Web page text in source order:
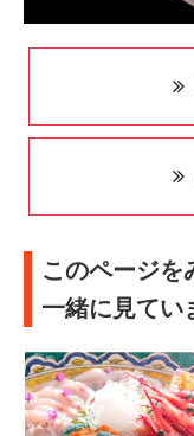
このページを
一緒に見てい